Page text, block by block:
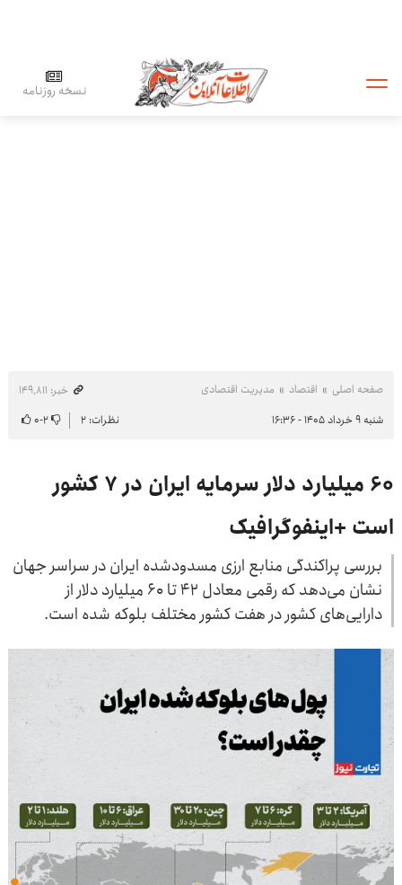
نسخه روزنامه
صفحه اصلی اقتصاد مدیریت اقتصادی
خبر: ۱۴۹٬۸۱۱
شنبه ۹ خرداد ۱۴۰۵ - ۱۶:۳۶
نظرات: ۲ ۲-۰
۶۰ میلیارد دلار سرمایه ایران در ۷ کشور
است +اینفوگرافیک
بررسی پراکندگی منابع ارزی مسدودشده ایران در سراسر جهان
نشان می‌دهد که رقمی معادل ۴۲ تا ۶۰ میلیارد دلار از
دارایی‌های کشور در هفت کشور مختلف بلوکه شده است.